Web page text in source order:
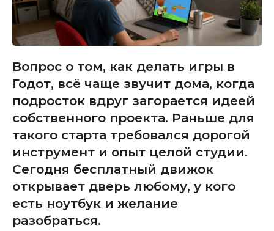
Вопрос о том, как делать игры в
Годот, всё чаще звучит дома, когда
подросток вдруг загорается идеей
собственного проекта. Раньше для
такого старта требовался дорогой
инструмент и опыт целой студии.
Сегодня бесплатный движок
открывает дверь любому, у кого
есть ноутбук и желание
разобраться.